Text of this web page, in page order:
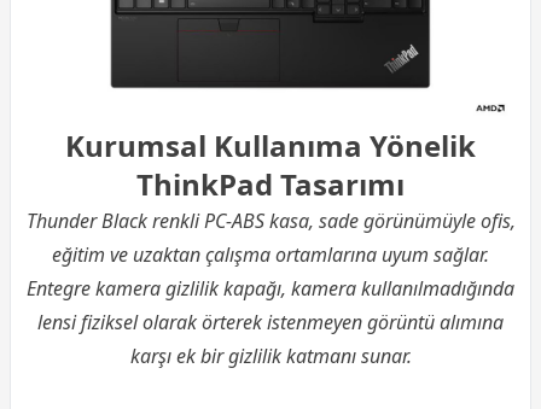
Kurumsal Kullanıma Yönelik
ThinkPad Tasarımı
Thunder Black renkli PC-ABS kasa, sade görünümüyle ofis,
eğitim ve uzaktan çalışma ortamlarına uyum sağlar.
Entegre kamera gizlilik kapağı, kamera kullanılmadığında
lensi fiziksel olarak örterek istenmeyen görüntü alımına
karşı ek bir gizlilik katmanı sunar.